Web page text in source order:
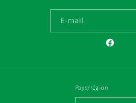
E-mail
Facebook
Pays/région